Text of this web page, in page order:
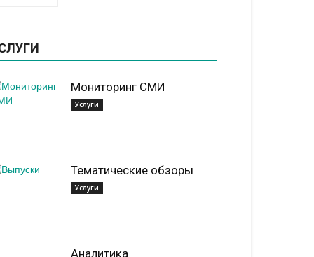
Мониторинг СМИ
Услуги
Тематические обзоры
Услуги
Аналитика